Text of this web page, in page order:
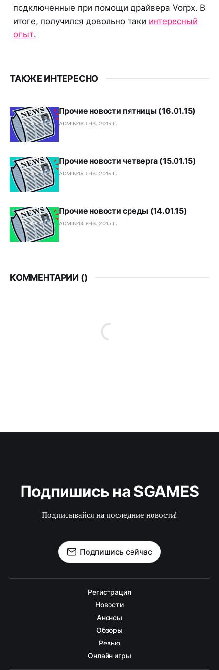
подключенные при помощи драйвера Vorpx. В
итоге, получился довольно таки интересный
опыт.
ТАКЖЕ ИНТЕРЕСНО
Прочие новости пятницы (16.01.15)
ADMIN16 ЯНВ. 2015 Г.
Прочие новости четверга (15.01.15)
ADMIN15 ЯНВ. 2015 Г.
Прочие новости среды (14.01.15)
ADMIN14 ЯНВ. 2015 Г.
КОММЕНТАРИИ ()
Подпишись на SGAMES
Подписывайся на последние новости!
Подпишись сейчас
Регистрация
Новости
Анонсы
Обзоры
Ревью
Онлайн игры